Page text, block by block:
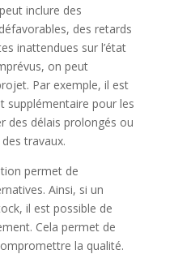
inclure des
des retards
inattendues sur l’état
on peut
Par exemple, il est
supplémentaire pour les
des délais prolongés ou
travaux.
permet de
Ainsi, si un
il est possible de
Cela permet de
la qualité.